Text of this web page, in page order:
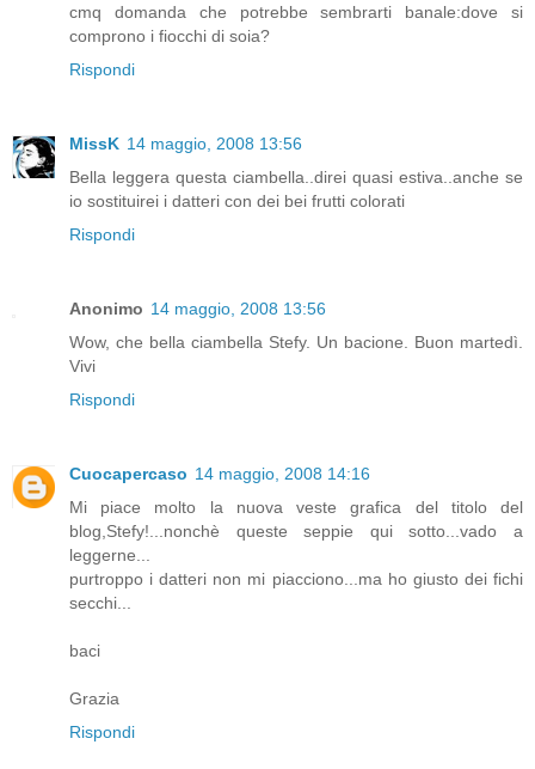
cmq domanda che potrebbe sembrarti banale:dove si
comprono i fiocchi di soia?
Rispondi
MissK 14 maggio, 2008 13:56
Bella leggera questa ciambella..direi quasi estiva..anche se
io sostituirei i datteri con dei bei frutti colorati
Rispondi
Anonimo 14 maggio, 2008 13:56
Wow, che bella ciambella Stefy. Un bacione. Buon martedì.
Vivi
Rispondi
Cuocapercaso 14 maggio, 2008 14:16
Mi piace molto la nuova veste grafica del titolo del
blog,Stefy!...nonchè queste seppie qui sotto...vado a
leggerne...
purtroppo i datteri non mi piacciono...ma ho giusto dei fichi
secchi...
baci
Grazia
Rispondi